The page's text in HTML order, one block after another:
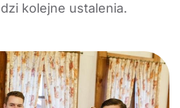
kolejne ustalenia.